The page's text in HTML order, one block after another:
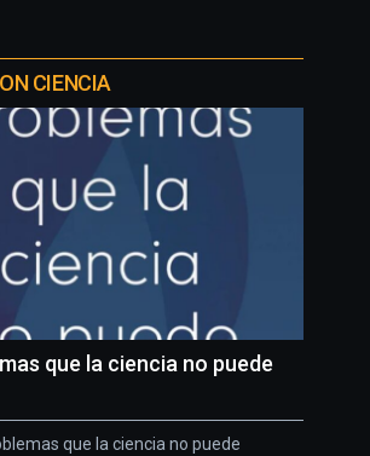
CIENCIA
que la ciencia no puede
que la ciencia no puede